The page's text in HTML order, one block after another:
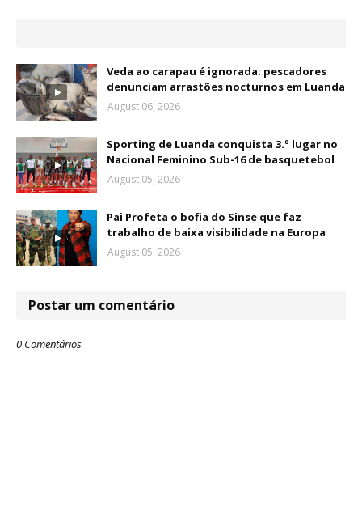
Veda ao carapau é ignorada: pescadores
denunciam arrastões nocturnos em Luanda
August 06, 2026
Sporting de Luanda conquista 3.º lugar no
Nacional Feminino Sub-16 de basquetebol
August 05, 2026
Pai Profeta o bofia do Sinse que faz
trabalho de baixa visibilidade na Europa
August 05, 2026
Postar um comentário
0 Comentários